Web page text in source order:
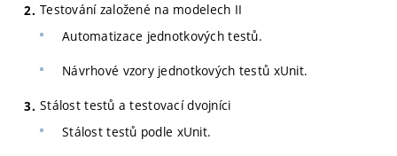
Testování založené na modelech II
Automatizace jednotkových testů.
Návrhové vzory jednotkových testů xUnit.
Stálost testů a testovací dvojníci
Stálost testů podle xUnit.